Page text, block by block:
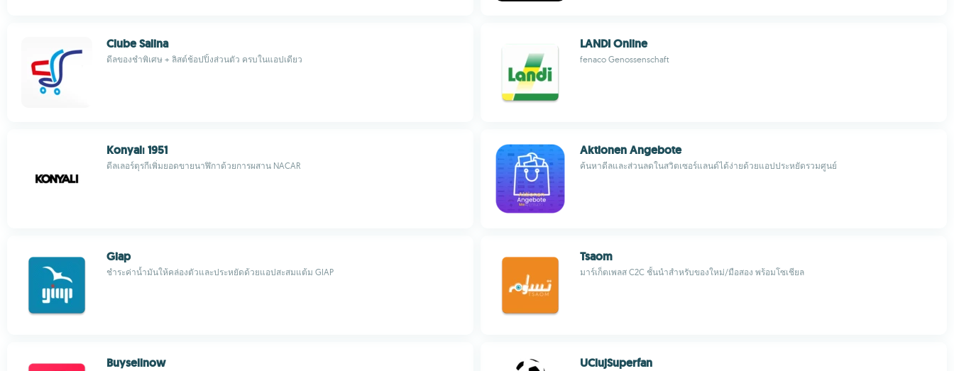
Clube Salina
ดีลของชำพิเศษ + ลิสต์ช้อปปิ้งส่วนตัว ครบในแอปเดียว
LANDI Online
fenaco Genossenschaft
Konyalı 1951
ดีลเลอร์ตุรกีเพิ่มยอดขายนาฬิกาด้วยการผสาน NACAR
Aktionen Angebote
ค้นหาดีลและส่วนลดในสวิตเซอร์แลนด์ได้ง่ายด้วยแอปประหยัดรวมศูนย์
Giap
ชำระค่าน้ำมันให้คล่องตัวและประหยัดด้วยแอปสะสมแต้ม GIAP
Tsaom
มาร์เก็ตเพลส C2C ชั้นนำสำหรับของใหม่/มือสอง พร้อมโซเชียล
Buysellnow UClujSuperfan